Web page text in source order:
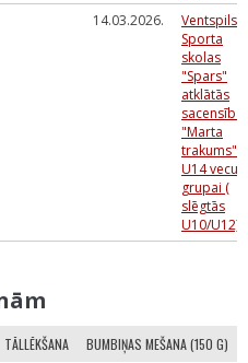
14.03.2026.
Ventspils
Sporta
skolas
"Spars"
atklātās
"Marta
trakums"
U14
grupai (
slēgtās
U10/U12)
TĀLLĒKŠANA BUMBIŅAS MEŠANA (150 G)